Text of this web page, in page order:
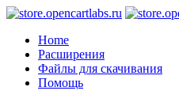
Home
Расширения
Файлы для скачивания
Помощь